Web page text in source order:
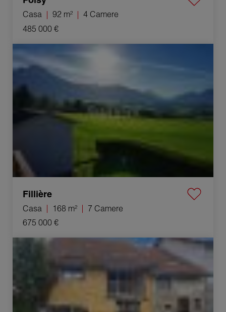
Casa 92 m²
4 Camere
485 000 €
Vendita Casa Fillière 7 Camere 168 m²
Fillière
Casa 168 m²
7 Camere
675 000 €
Vendita Casa Contamine-Sarzin 6 Camere 114 m²